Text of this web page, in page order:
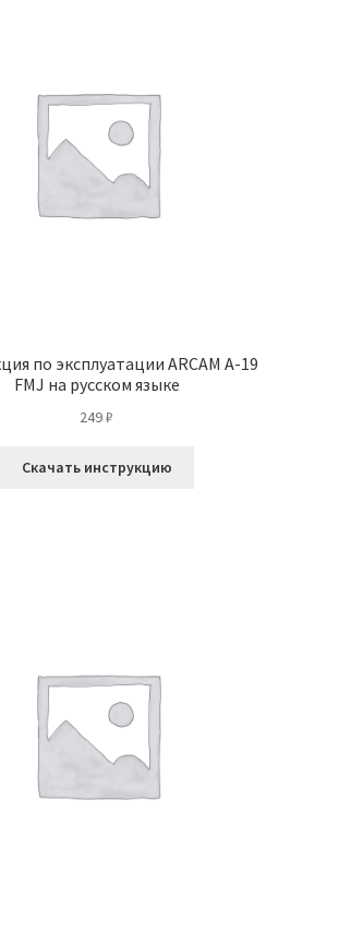
по эксплуатации ARCAM A-19
FMJ на русском языке
249₽
Скачать инструкцию